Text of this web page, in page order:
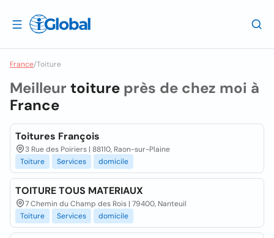
France/Toiture
Meilleur toiture près de chez moi à
France
Toitures François
3 Rue des Poiriers | 88110, Raon-sur-Plaine
Toiture
Services domicile
TOITURE TOUS MATERIAUX
7 Chemin du Champ des Rois | 79400, Nanteuil
Toiture
Services domicile